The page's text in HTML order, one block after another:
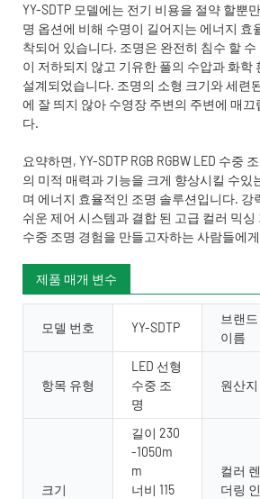
YY-SDTP 모델에는 전기 비용을 절약 할뿐
명 옵션에 비해 수명이 길어지는 에너지 효
착되어 있습니다. 조명은 완전히 침수 할
이 저하되지 않고 기유한 풀의 수압과 화학
설계되었습니다. 조명의 소형 크기와 세련
에 잘 띄지 않아 수영장 주변의 주변에 매끄
다.
요약하면, YY-SDTP RGB RGBW LED 수중
의 미적 매력과 기능을 크게 향상시킬 수있
며 에너지 효율적인 조명 솔루션입니다. 강
쉬운 제어 시스템과 결합 된 고급 컬러 믹
수중 조명 경험을 만들고자하는 사람들에
제품 매개 변수
모델 번호 YY-SDTP
브랜드
이름
항목 유형
LED 선형
수중 조
명
원산지
크기
길이 230
-1050m
m
너비 115
컬러 렌
더링 인